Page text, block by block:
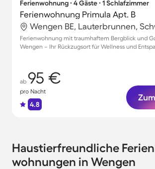
Ferienwohnung ∙ 4 Gäste ∙ 1 Schlafzimmer
Ferienwohnung Primula Apt. B
Wengen BE, Lauterbrunnen,
Ferienwohnung mit traumhaftem Bergblick und
Wengen – Ihr Rückzugsort für Wellness und
ab 95 €
pro Nacht
4.8
Haustierfreundliche
wohnungen in Wengen